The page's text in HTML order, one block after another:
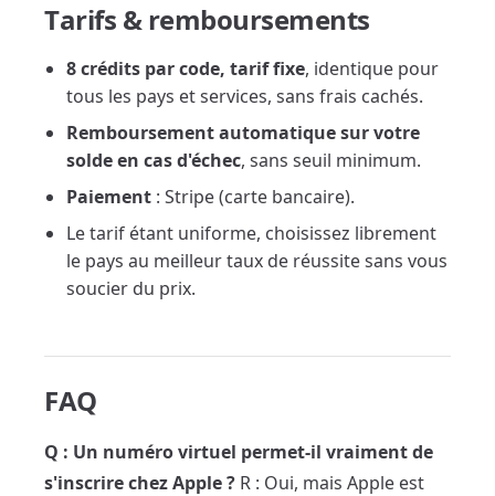
Tarifs & remboursements
8 crédits par code, tarif fixe, identique pour
tous les pays et services, sans frais cachés.
Remboursement automatique sur votre
solde en cas d'échec, sans seuil minimum.
Paiement : Stripe (carte bancaire).
Le tarif étant uniforme, choisissez librement
le pays au meilleur taux de réussite sans vous
soucier du prix.
FAQ
Q : Un numéro virtuel permet-il vraiment de
s'inscrire chez Apple ? R : Oui, mais Apple est